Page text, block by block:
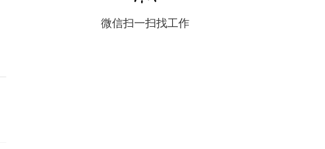
微信扫一扫找工作